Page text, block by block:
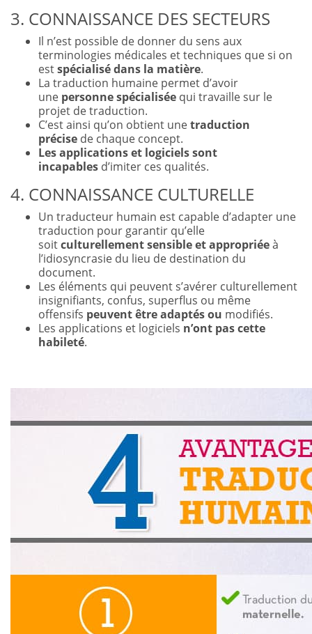
3. CONNAISSANCE DES SECTEURS
Il n’est possible de donner du sens aux
terminologies médicales et techniques que si on
estspécialisé dans la matière.
La traduction humaine permet d’avoir
une personne spécialisée qui travaille sur le
projet de traduction.
C’est ainsi qu’on obtient unetraduction
précise de chaque concept.
Les applications et logiciels sont
incapables d’imiter ces qualités.
4. CONNAISSANCE CULTURELLE
Un traducteur humain est capable d’adapter une
traduction pour garantir qu’elle
soitculturellement sensible et appropriéeà
l’idiosyncrasie du lieu de destination du
document.
Les éléments qui peuvent s’avérer culturellement
insignifiants, confus, superflus ou même
offensifs peuvent être adaptés ou modifiés.
Les applications et logiciels n’ont pas cette
habileté.